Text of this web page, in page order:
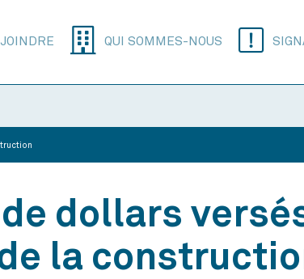
QUI SOMMES-NOUS
dollars
la